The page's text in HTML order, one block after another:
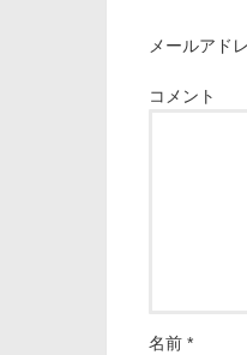
メールアド
コメント
名前 *